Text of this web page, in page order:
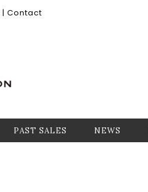
| Contact
PAST SALES NEWS